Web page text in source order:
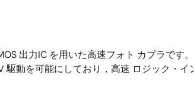
出力IC を用いた高速フォト カプラです。
動を可能にしており，高速 ロジック・イ